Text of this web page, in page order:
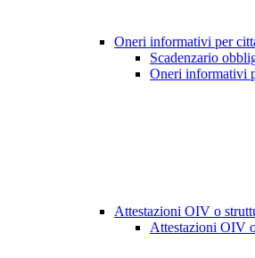
Oneri informativi per
Scadenzario
Oneri informativi
Attestazioni OIV o
Attestazioni OIV